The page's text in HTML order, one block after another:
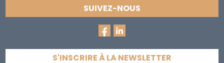
SUIVEZ-NOUS
S'INSCRIRE À LA NEWSLETTER